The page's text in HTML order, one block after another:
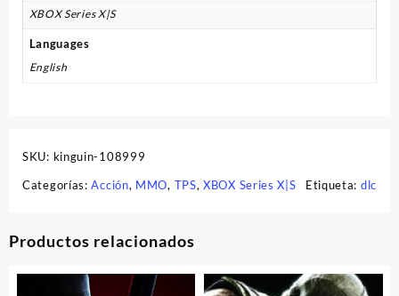
XBOX Series X|S
Languages
English
SKU: kinguin-108999
Categorías:Acción, MMO, TPS,XBOX Series X|S Etiqueta: dlc
Productos relacionados